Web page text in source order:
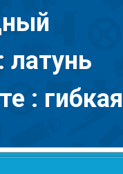
латунь
: